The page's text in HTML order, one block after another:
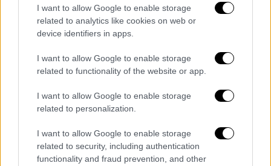
I want to allow Google to enable storage
related to analytics like cookies on web or
device identifiers in apps.
I want to allow Google to enable storage
related to functionality of the website or app.
I want to allow Google to enable storage
related to personalization.
I want to allow Google to enable storage
related to security, including authentication
functionality and fraud prevention, and other